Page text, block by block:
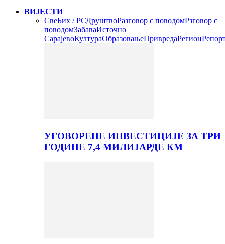
ВИЈЕСТИ
СвеБих / РСДруштвоРазговор с поводомРзговор с
поводомЗабаваИсточно
СарајевоКултураОбразовањеПривредаРегион
УГОВОРЕНЕ ИНВЕСТИЦИЈЕ ЗА ТРИ
ГОДИНЕ 7,4 МИЛИЈАРДЕ КМ